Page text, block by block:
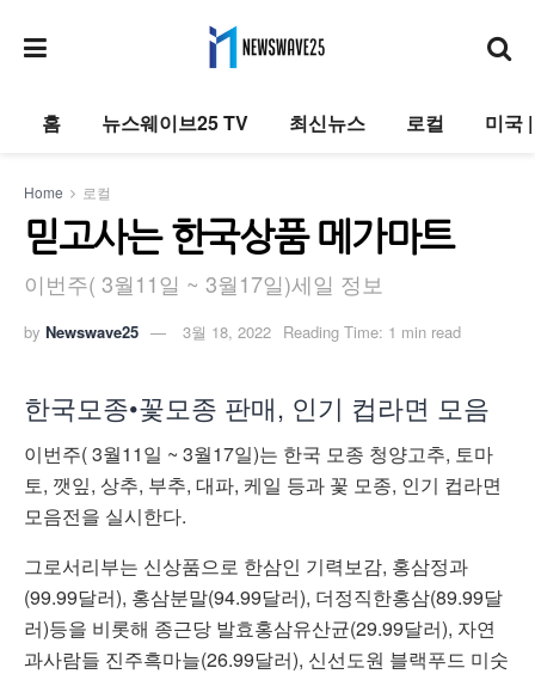
홈 뉴스웨이브25 TV 최신뉴스 로컬 미국
Home 로컬
믿고사는 한국상품 메가마트
이번주( 3월11일 ~ 3월17일)세일 정보
by Newswave25 3월 18, 2022 Reading Time: 1 min read
한국모종•꽃모종 판매, 인기 컵라면 모음
이번주( 3월11일 ~ 3월17일)는 한국 모종 청양고추, 토마
토, 깻잎, 상추, 부추, 대파, 케일 등과 꽃 모종, 인기 컵라면
모음전을 실시한다.
그로서리부는 신상품으로 한삼인 기력보감, 홍삼정과
(99.99달러), 홍삼분말(94.99달러), 더정직한홍삼(89.99달
러)등을 비롯해 종근당 발효홍삼유산균(29.99달러), 자연
과사람들 진주흑마늘(26.99달러), 신선도원 블랙푸드 미숫